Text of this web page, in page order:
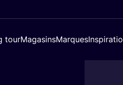
tourMagasinsMarques